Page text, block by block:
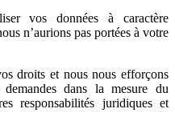
vos données à caractère
n’aurions pas portées à votre
droits et nous nous efforçons
dans la mesure du
responsabilités juridiques et